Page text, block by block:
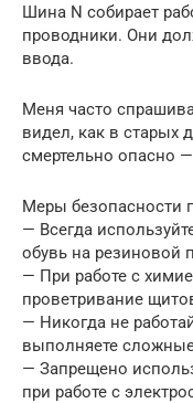
Шина N собирает
проводники. Они
ввода.
Меня часто
видел, как в старых
смертельно опасно
Меры безопасности
— Всегда
обувь на резиновой
— При работе с
проветривание
— Никогда не
выполняете
— Запрещено
при работе с